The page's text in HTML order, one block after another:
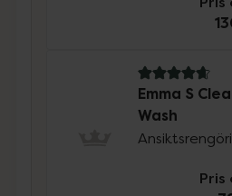
4.7 av 5 i
Emma S
Wash
Pris